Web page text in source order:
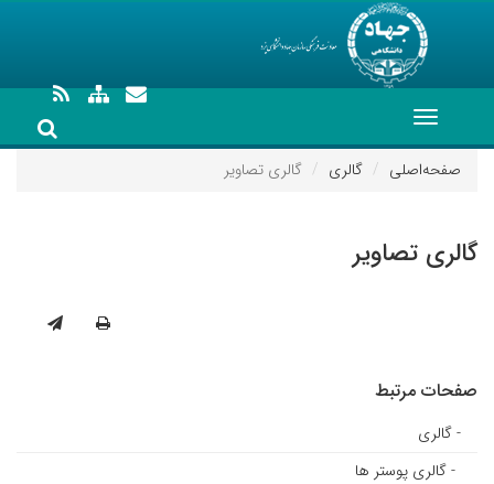
Toggle
navigation
صفحه‌اصلی
گالری گالری تصاویر
گالری تصاویر
صفحات مرتبط
- گالری
- گالری پوستر ها